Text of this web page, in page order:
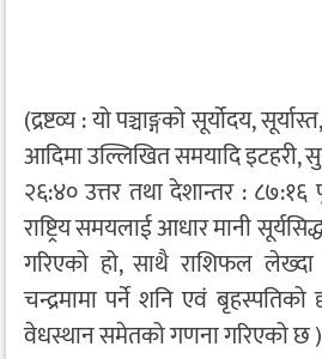
(द्रष्टव्य : यो पञ्चाङ्गको सूर्योदय,
आदिमा उल्लिखित समयादि इटहरी,
२६:४० उत्तर तथा देशान्तर : ८७:१६
राष्ट्रिय समयलाई आधार मानी
गरिएको हो, साथै राशिफल लेख्दा
चन्द्रमामा पर्ने शनि एवं बृहस्पतिको
वेधस्थान समेतको गणना गरिएको छ )